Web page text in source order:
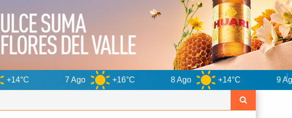
7 Ago +16°C 8 Ago +14°C 9 Ago